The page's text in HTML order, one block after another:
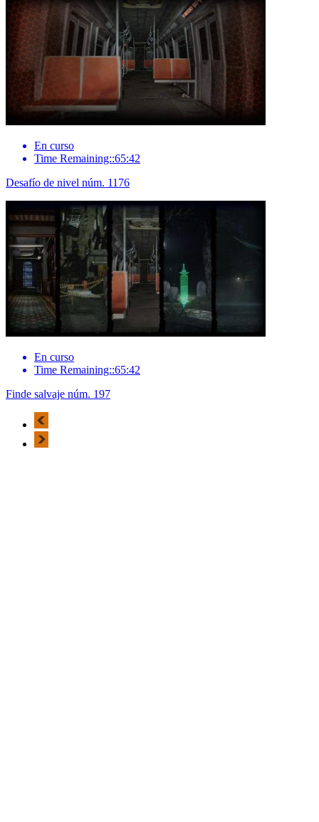
En curso
Time Remaining::65:42
Desafío de nivel núm. 1176
En curso
Time Remaining::65:42
Finde salvaje núm. 197